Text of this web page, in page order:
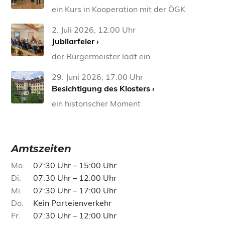
ein Kurs in Kooperation mit der ÖGK
2. Juli 2026, 12:00 Uhr
Jubilarfeier ›
der Bürgermeister lädt ein
29. Juni 2026, 17:00 Uhr
Besichtigung des Klosters ›
ein historischer Moment
Amtszeiten
Mo
07:30 Uhr – 15:00 Uhr
Di
07:30 Uhr – 12:00 Uhr
Mi
07:30 Uhr – 17:00 Uhr
Do
Kein Parteienverkehr
Fr
07:30 Uhr – 12:00 Uhr